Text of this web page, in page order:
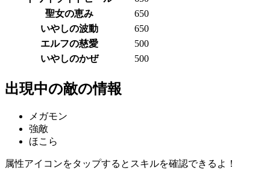
聖女の恵み
650
いやしの波動
650
エルフの慈愛
500
いやしのかぜ
500
出現中の敵の情報
メガモン
強敵
ほこら
属性アイコンをタップするとスキルを確認できるよ！